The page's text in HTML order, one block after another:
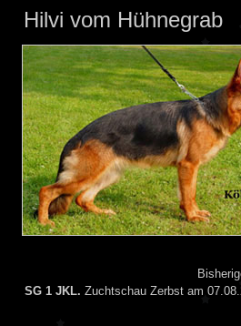
Hilvi vom Hühnegrab
SG 1 JKL. Zuchtschau Zerbst am